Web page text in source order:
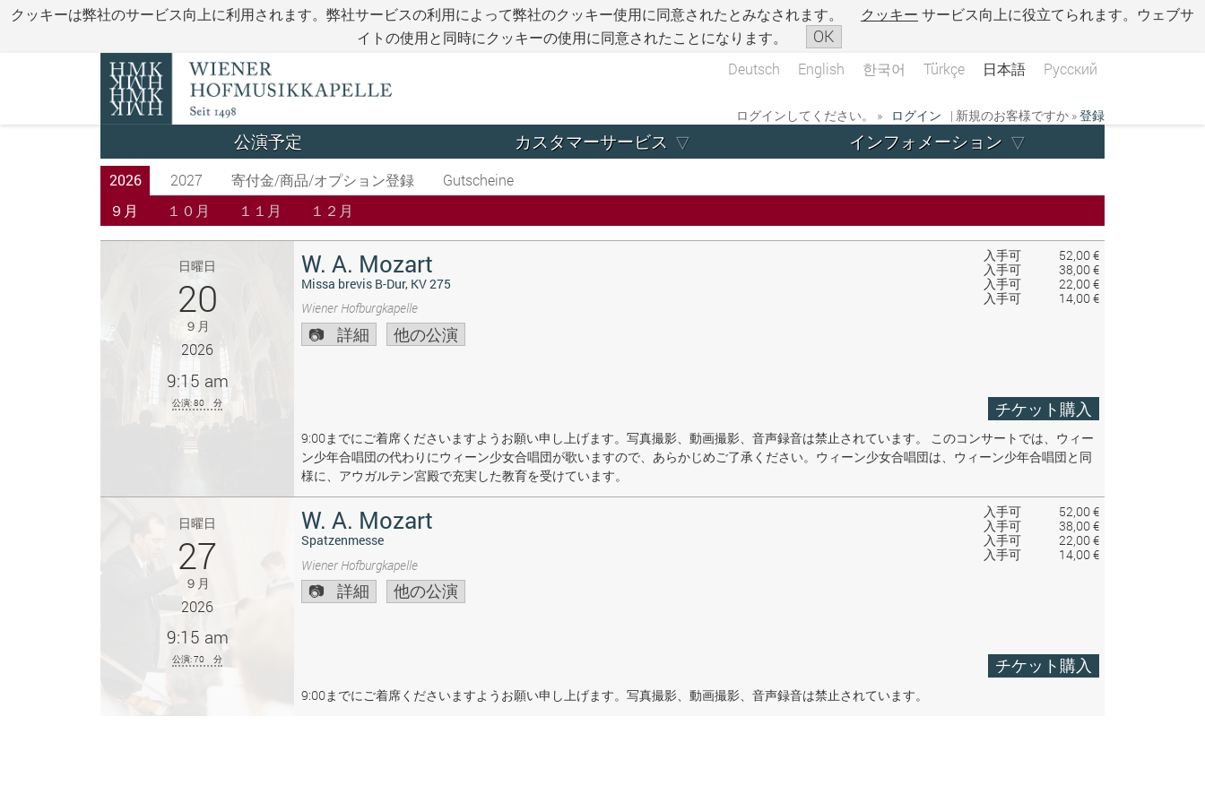
クッキーは弊社のサービス向上に利用されます。弊社サービスの利用によって弊社のクッキー使用に同意されたとみなされます。 クッキー サービス向上に役立てられます。ウェブサ
イトの使用と同時にクッキーの使用に同意されたことになります。
OK
Deutsch English 한국어 Türkçe 日本語 Русский
ログインしてください。 » ログイン | 新規のお客様ですか »登録
公演予定 カスタマーサービス インフォメーション
2026 2027 寄付金/商品/オプション登録
Gutscheine
９月
１０月 １１月 １２月
入手可
52,00 €
入手可
38,00 €
入手可
22,00 €
入手可
14,00 €
日曜日
20
９月
2026
9:15 am
公演: 80 分
W. A. Mozart
Missa brevis B-Dur, KV 275
Wiener Hofburgkapelle
詳細 他の公演
チケット購入
9:00までにご着席くださいますようお願い申し上げます。写真撮影、動画撮影、音声録音は禁止されています。 このコンサートでは、ウィー
ン少年合唱団の代わりにウィーン少女合唱団が歌いますので、あらかじめご了承ください。ウィーン少女合唱団は、ウィーン少年合唱団と同
様に、アウガルテン宮殿で充実した教育を受けています。
入手可
52,00 €
入手可
38,00 €
入手可
22,00 €
入手可
14,00 €
日曜日
27
９月
2026
9:15 am
公演: 70 分
W. A. Mozart
Spatzenmesse
Wiener Hofburgkapelle
詳細 他の公演
チケット購入
9:00までにご着席くださいますようお願い申し上げます。写真撮影、動画撮影、音声録音は禁止されています。